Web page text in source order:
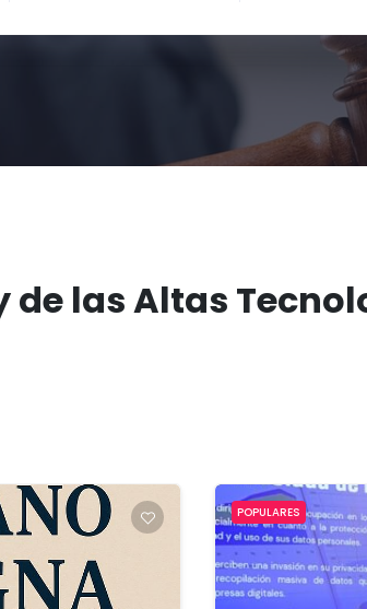
de las Altas
POPULARES